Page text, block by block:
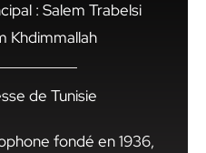
: Salem Trabelsi
Khdimmallah
de Tunisie
fondé en 1936,